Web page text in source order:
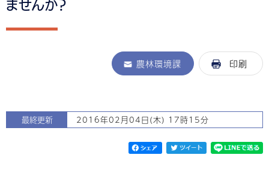
ませんか？
農林環境課 印刷
最終更新 2016年02月04日(木) 17時15分